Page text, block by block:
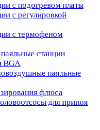
с подогревом платы
с регулировкой
с термофеном
станции
BGA
паяльные
флюса
для припоя